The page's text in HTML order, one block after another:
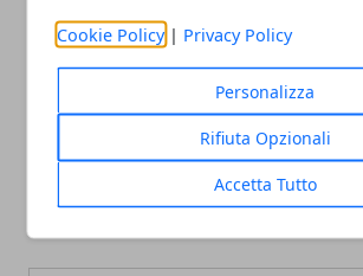
Cookie Policy | Privacy Policy
Personalizza
Rifiuta Opzionali
Accetta Tutto
Borghi in Sardegna:
Supramonte), Aggius
(Oristano) e Sardara
Vacanze
offerte